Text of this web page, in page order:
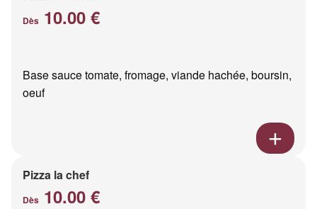
Dès 10.00 €
Base sauce tomate, fromage, viande hachée, boursin,
oeuf
Pizza la chef
Dès 10.00 €